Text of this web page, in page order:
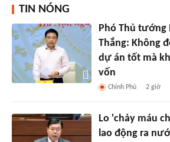
TIN NÓNG
Phó Thủ tướng
Thắng: Không
dự án tốt mà
vốn
Chính Phủ 2 giờ
Lo 'chảy máu
lao động ra